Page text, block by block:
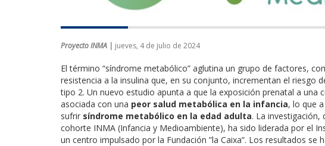
Proyecto INMA | jueves, 4 de julio de 2024
El término “síndrome metabólico” aglutina un grupo de factores,
resistencia a la insulina que, en su conjunto, incrementan el riesgo
tipo 2. Un nuevo estudio apunta a que la exposición prenatal a una
asociada con una peor salud metabólica en la infancia, lo que
sufrir síndrome metabólico en la edad adulta. La investigación,
cohorte INMA (Infancia y Medioambiente), ha sido liderada por el
un centro impulsado por la Fundación ”la Caixa”. Los resultados se